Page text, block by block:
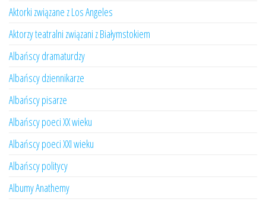
Aktorki związane z Los Angeles
Aktorzy teatralni związani z Białymstokiem
Albańscy dramaturdzy
Albańscy dziennikarze
Albańscy pisarze
Albańscy poeci XX wieku
Albańscy poeci XXI wieku
Albańscy politycy
Albumy Anathemy